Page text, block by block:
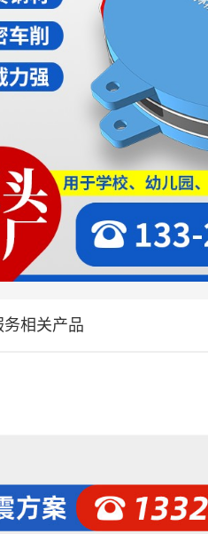
务相关产品